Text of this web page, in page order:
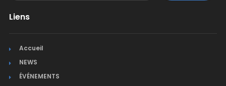
Liens
Accueil
NEWS
ÉVÉNEMENTS